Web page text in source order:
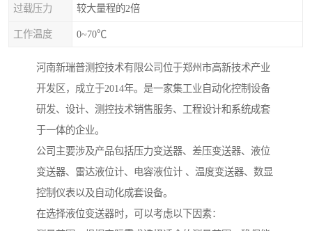
过载压力 较大量程的2倍
工作温度 0~70℃
河南新瑞普测控技术有限公司位于郑州市高新技术产业
开发区，成立于2014年。是一家集工业自动化控制设备
研发、设计、测控技术销售服务、工程设计和系统成套
于一体的企业。
公司主要涉及产品包括压力变送器、差压变送器、液位
变送器、雷达液位计、电容液位计 、温度变送器、数显
控制仪表以及自动化成套设备。
在选择液位变送器时，可以考虑以下因素：